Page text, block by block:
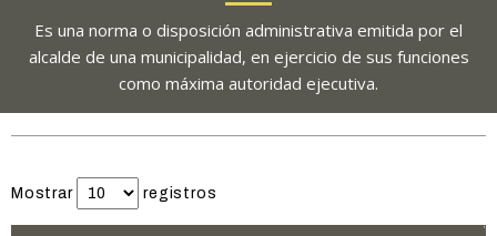
Es una norma o disposición administrativa emitida por el
alcalde de una municipalidad, en ejercicio de sus funciones
como máxima autoridad ejecutiva.
Mostrar registros